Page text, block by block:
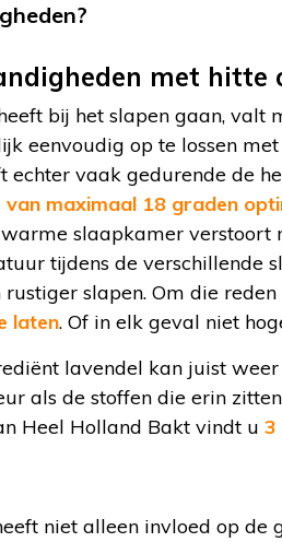
met hitte
bij het slapen gaan, valt
eenvoudig op te lossen
echter vaak gedurende de
maximaal 18 graden
warme slaapkamer
tijdens de verschillende
slapen. Om die reden
laten. Of in elk geval niet
lavendel kan juist
als de stoffen die erin
Heel Holland Bakt vindt u 3
niet alleen invloed op de